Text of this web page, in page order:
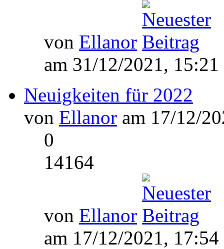
von Ellanor
am 31/12/2021, 15:21
Neuigkeiten für 2022
von Ellanor am 17/12/
0
14164
von Ellanor
am 17/12/2021, 17:54